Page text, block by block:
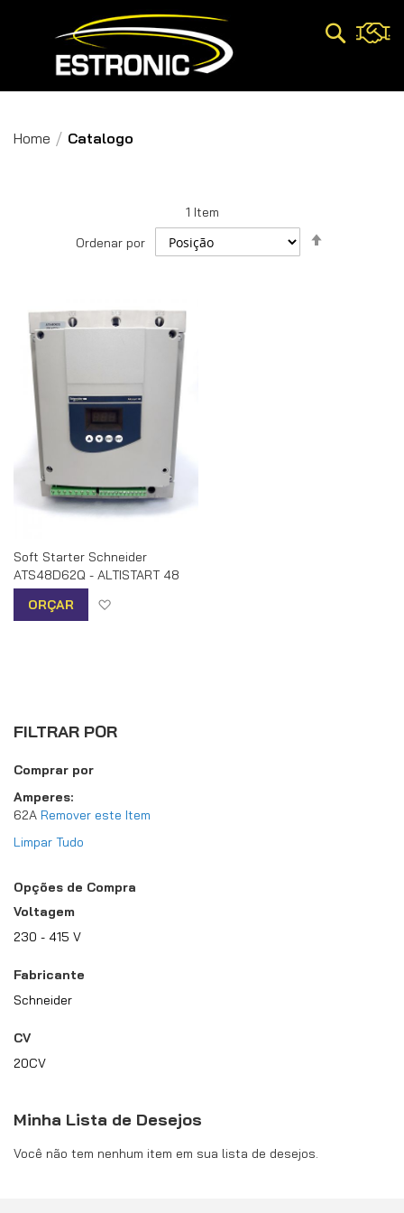
Pesquisa
Home Catalogo
1 Item
Ordenar por
Soft Starter Schneider
ATS48D62Q - ALTISTART 48
ORÇAR
FILTRAR POR
Comprar por
Amperes
62A Remover este Item
Limpar Tudo
Opções de Compra
Voltagem
230 - 415 V
Fabricante
Schneider
CV
20CV
Minha Lista de Desejos
Você não tem nenhum item em sua lista de desejos.